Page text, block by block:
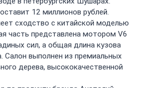
12 миллионов рублей.
сходство с китайской моделью
часть представлена мотором V6
сил, а общая длина кузова
Салон выполнен из премиальных
дерева, высококачественной